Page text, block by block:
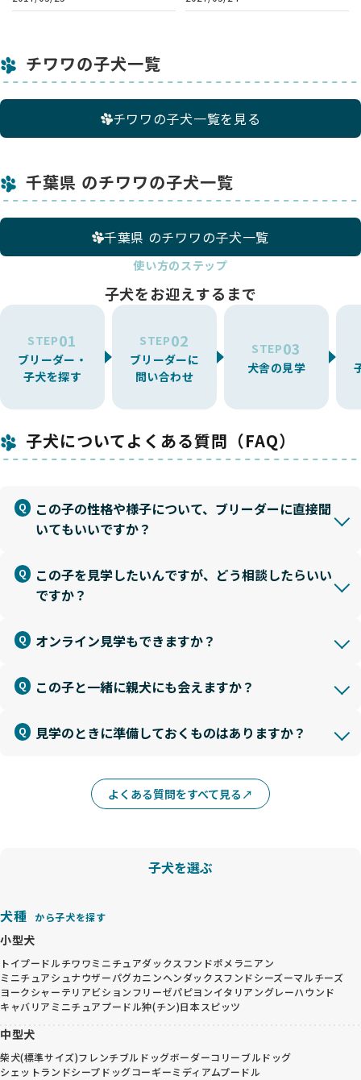
・オンライン見学後、予約を希望される場合は、 現物に違いが
チワワの子犬一覧
チワワの子犬一覧を見る
千葉県 のチワワの子犬一覧
千葉県 のチワワの子犬一覧
使い方のステップ
子犬をお迎えするまで
STEP01
ブリーダー・
子犬を探す
STEP02
ブリーダーに
問い合わせ
STEP03
犬舎の見学
子犬についてよくある質問（FAQ）
この子の性格や様子について、ブリーダーに直接聞
いてもいいですか？
この子を見学したいんですが、どう相談したらいい
ですか？
オンライン見学もできますか？
この子と一緒に親犬にも会えますか？
見学のときに準備しておくものはありますか？
よくある質問をすべて見る
子犬を選ぶ
犬種 から子犬を探す
小型犬
トイプードルチワワミニチュアダックスフンドポメラニアン
ミニチュアシュナウザーパグカニンヘンダックスフンドシーズーマルチーズ
ヨークシャーテリアビションフリーゼパピヨンイタリアングレーハウンド
キャバリア ミニチュアプードル狆(チン)日本スピッツ
中型犬
柴犬(標準サイズ)フレンチブルドッグボーダーコリーブルドッグ
シェットランドシープドッグコーギーミディアムプードル